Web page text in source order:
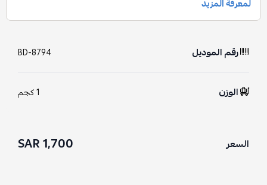
رقم الموديل BD-8794
الوزن 1 كجم
السعر 1,700 SAR